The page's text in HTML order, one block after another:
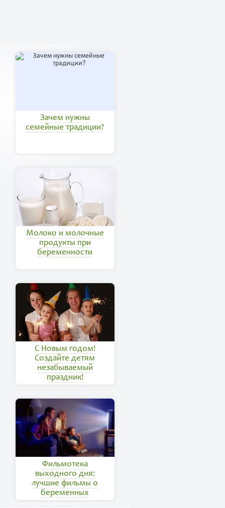
Зачем нужны
семейные традиции?
Молоко и молочные
продукты при
беременности
С Новым годом!
Создайте детям
незабываемый
праздник!
Фильмотека
выходного дня:
лучшие фильмы о
беременных